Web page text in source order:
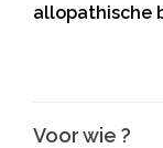
allopathische
Voor wie ?